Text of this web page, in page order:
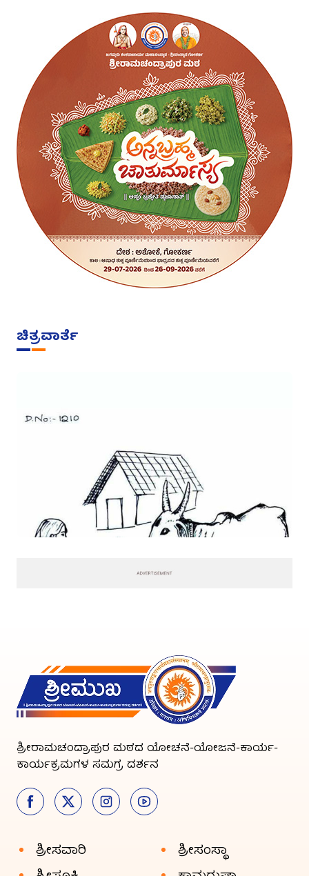
ಚಿತ್ರವಾರ್ತೆ
ಶ್ರೀರಾಮಚಂದ್ರಾಪುರ ಮಠದ ಯೋಚನೆ-ಯೋಜನೆ-ಕಾರ್ಯ-
ಕಾರ್ಯಕ್ರಮಗಳ ಸಮಗ್ರ ದರ್ಶನ
ಶ್ರೀಸವಾರಿ
ಶ್ರೀಸಂಸ್ಥಾ